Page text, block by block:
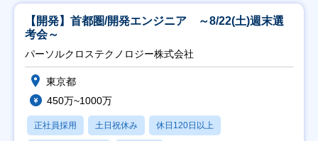
【開発】首都圏/開発エンジニア ～8/22(土)週末選
考会～
パーソルクロステクノロジー株式会社
東京都
450万~1000万
正社員採用 土日祝休み 休日120日以上